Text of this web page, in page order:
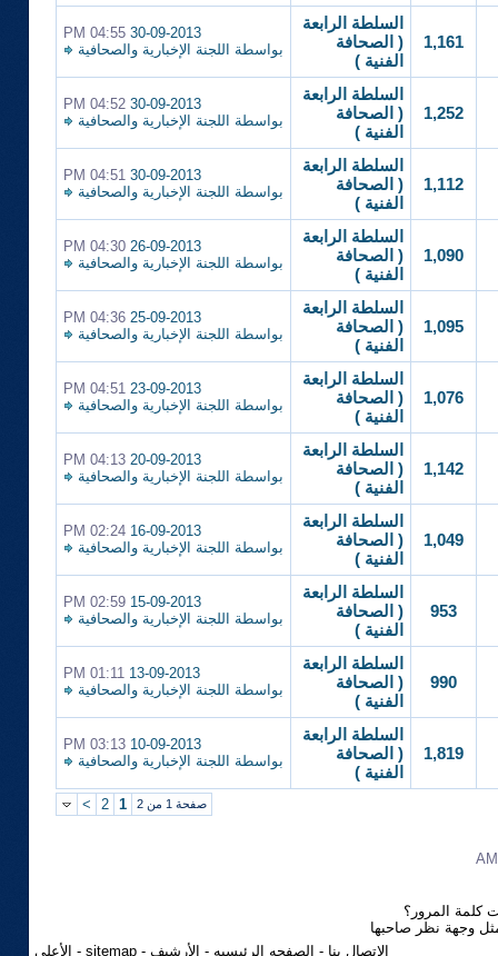
1,161
السلطة الرابعة
( الصحافة
الفنية )
30-09-2013
04:55 PM
بواسطة اللجنة الإخبارية والصحافية
1,252
السلطة الرابعة
( الصحافة
الفنية )
30-09-2013
04:52 PM
بواسطة اللجنة الإخبارية والصحافية
1,112
السلطة الرابعة
( الصحافة
الفنية )
30-09-2013
04:51 PM
بواسطة اللجنة الإخبارية والصحافية
1,090
السلطة الرابعة
( الصحافة
الفنية )
26-09-2013
04:30 PM
بواسطة اللجنة الإخبارية والصحافية
1,095
السلطة الرابعة
( الصحافة
الفنية )
25-09-2013
04:36 PM
بواسطة اللجنة الإخبارية والصحافية
1,076
السلطة الرابعة
( الصحافة
الفنية )
23-09-2013
04:51 PM
بواسطة اللجنة الإخبارية والصحافية
1,142
السلطة الرابعة
( الصحافة
الفنية )
20-09-2013
04:13 PM
بواسطة اللجنة الإخبارية والصحافية
1,049
السلطة الرابعة
( الصحافة
الفنية )
16-09-2013
02:24 PM
بواسطة اللجنة الإخبارية والصحافية
953
السلطة الرابعة
( الصحافة
الفنية )
15-09-2013
02:59 PM
بواسطة اللجنة الإخبارية والصحافية
990
السلطة الرابعة
( الصحافة
الفنية )
13-09-2013
01:11 PM
بواسطة اللجنة الإخبارية والصحافية
1,819
السلطة الرابعة
( الصحافة
الفنية )
10-09-2013
03:13 PM
بواسطة اللجنة الإخبارية والصحافية
صفحة 1 من 2 1
2
>
كلمة المرور؟
وجهة نظر صاحبها
الاتصال بنا - الصفحه الرئيسيه - الأرشيف -
sitemap
- الأعلى